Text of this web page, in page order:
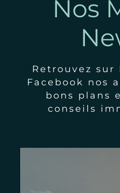
Nos
Retrouvez sur
Facebook nos
bons plans
conseils